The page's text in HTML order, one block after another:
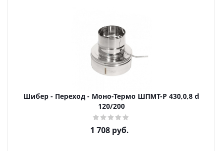
Шибер - Переход - Моно-Термо ШПМТ-Р 430,0,8 d
120/200
1 708 руб.